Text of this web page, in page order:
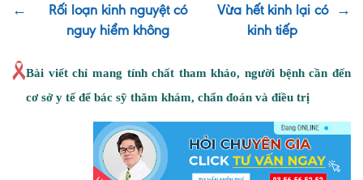
←
Rối loạn kinh nguyệt có
nguy hiểm không
Vừa hết kinh lại có
kinh tiếp
→
Bài viết chỉ mang tính chất tham khảo, người bệnh cần đến
cơ sở y tế để bác sỹ thăm khám, chẩn đoán và điều trị